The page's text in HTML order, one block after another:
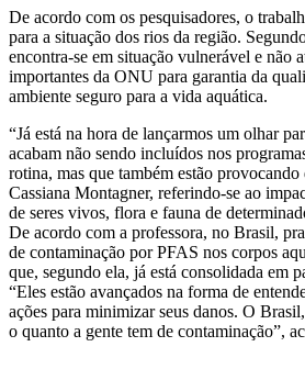
De acordo com os pesquisadores, o
para a situação dos rios da região.
encontra-se em situação vulnerável e não
importantes da ONU para garantia da
ambiente seguro para a vida aquática.
“Já está na hora de lançarmos um olhar
acabam não sendo incluídos nos
rotina, mas que também estão provocando
Cassiana Montagner, referindo-se ao
de seres vivos, flora e fauna de
De acordo com a professora, no Brasil,
de contaminação por PFAS nos corpos
que, segundo ela, já está consolidada em
“Eles estão avançados na forma de
ações para minimizar seus danos. O
o quanto a gente tem de contaminação”,